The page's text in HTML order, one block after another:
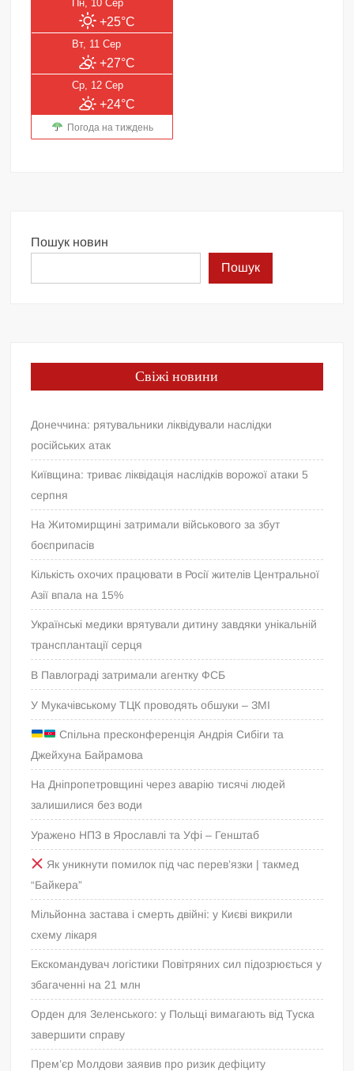
Пн, 10 Сер
+25°C
Вт, 11 Сер
+27°C
Ср, 12 Сер
+24°C
Погода на тиждень
Пошук новин
Пошук
Свіжі новини
Донеччина: рятувальники ліквідували наслідки
російських атак
Київщина: триває ліквідація наслідків ворожої атаки 5
серпня
На Житомирщині затримали військового за збут
боєприпасів
Кількість охочих працювати в Росії жителів Центральної
Азії впала на 15%
Українські медики врятували дитину завдяки унікальній
трансплантації серця
В Павлограді затримали агентку ФСБ
У Мукачівському ТЦК проводять обшуки – ЗМІ
Спільна пресконференція Андрія Сибіги та
Джейхуна Байрамова
На Дніпропетровщині через аварію тисячі людей
залишилися без води
Уражено НПЗ в Ярославлі та Уфі – Генштаб
Як уникнути помилок під час перев’язки | такмед
“Байкера”
Мільйонна застава і смерть двійні: у Києві викрили
схему лікаря
Екскомандувач логістики Повітряних сил підозрюється у
збагаченні на 21 млн
Орден для Зеленського: у Польщі вимагають від Туска
завершити справу
Прем’єр Молдови заявив про ризик дефіциту